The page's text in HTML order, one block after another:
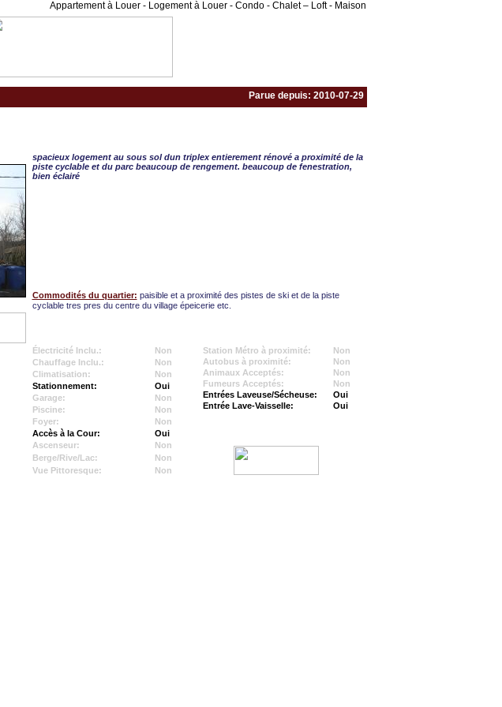
Appartement à Louer - Logement à Louer - Condo - Chalet – Loft - Maison
Parue depuis: 2010-07-29
spacieux logement au sous sol dun triplex entierement rénové a proximité de la
piste cyclable et du parc beaucoup de rengement. beaucoup de fenestration,
bien éclairé
Commodités du quartier: paisible et a proximité des pistes de ski et de la piste
cyclable tres pres du centre du village épeicerie etc.
Électricité Inclu.:
Non
Chauffage Inclu.:
Non
Climatisation:
Non
Stationnement:
Oui
Garage:
Non
Piscine:
Non
Foyer:
Non
Accès à la Cour:
Oui
Ascenseur:
Non
Berge/Rive/Lac:
Non
Vue Pittoresque:
Non
Station Métro à proximité:
Non
Autobus à proximité:
Non
Animaux Acceptés:
Non
Fumeurs Acceptés:
Non
Entrées Laveuse/Sécheuse:
Oui
Entrée Lave-Vaisselle:
Oui